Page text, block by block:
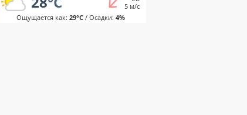
5 м/с
Ощущается как: 29°C/ Осадки: 4%